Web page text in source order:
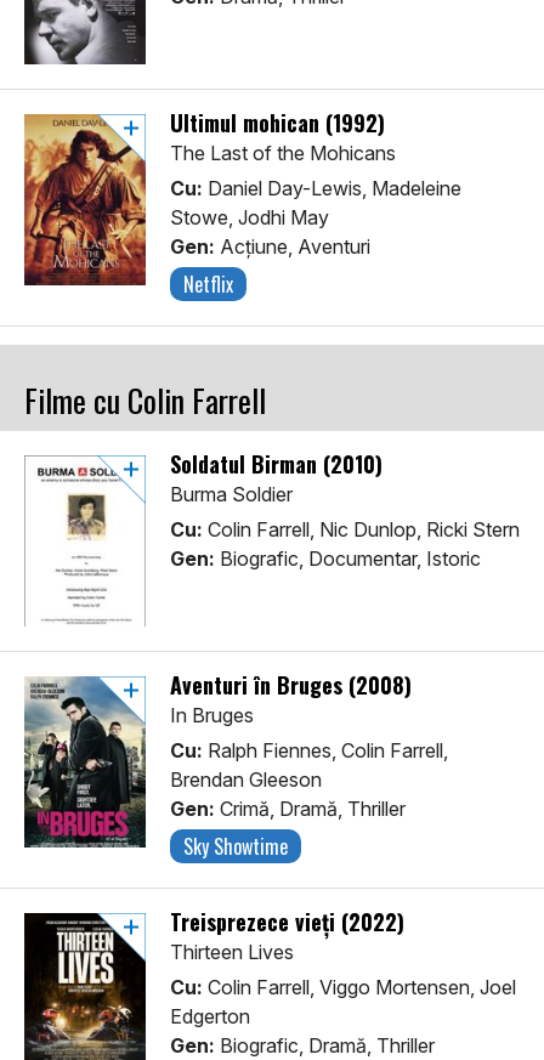
Ultimul mohican (1992)
The Last of the Mohicans
Cu: Daniel Day-Lewis, Madeleine
Stowe, Jodhi May
Gen: Acţiune, Aventuri
Netflix
Filme cu Colin Farrell
Soldatul Birman (2010)
Burma Soldier
Cu: Colin Farrell, Nic Dunlop, Ricki Stern
Gen: Biografic, Documentar, Istoric
Aventuri în Bruges (2008)
In Bruges
Cu: Ralph Fiennes, Colin Farrell,
Brendan Gleeson
Gen: Crimă, Dramă, Thriller
Sky Showtime
Treisprezece vieți (2022)
Thirteen Lives
Cu: Colin Farrell, Viggo Mortensen, Joel
Edgerton
Gen: Biografic, Dramă, Thriller